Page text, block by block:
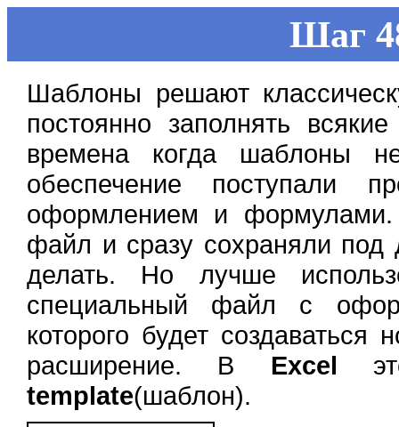
Шаг
Шаблоны решают
постоянно заполнять
времена когда шаблоны
обеспечение поступали
оформлением и формулами.
файл и сразу сохраняли
делать. Но лучше
специальный файл с
которого будет
расширение. В Excel
template(шаблон).